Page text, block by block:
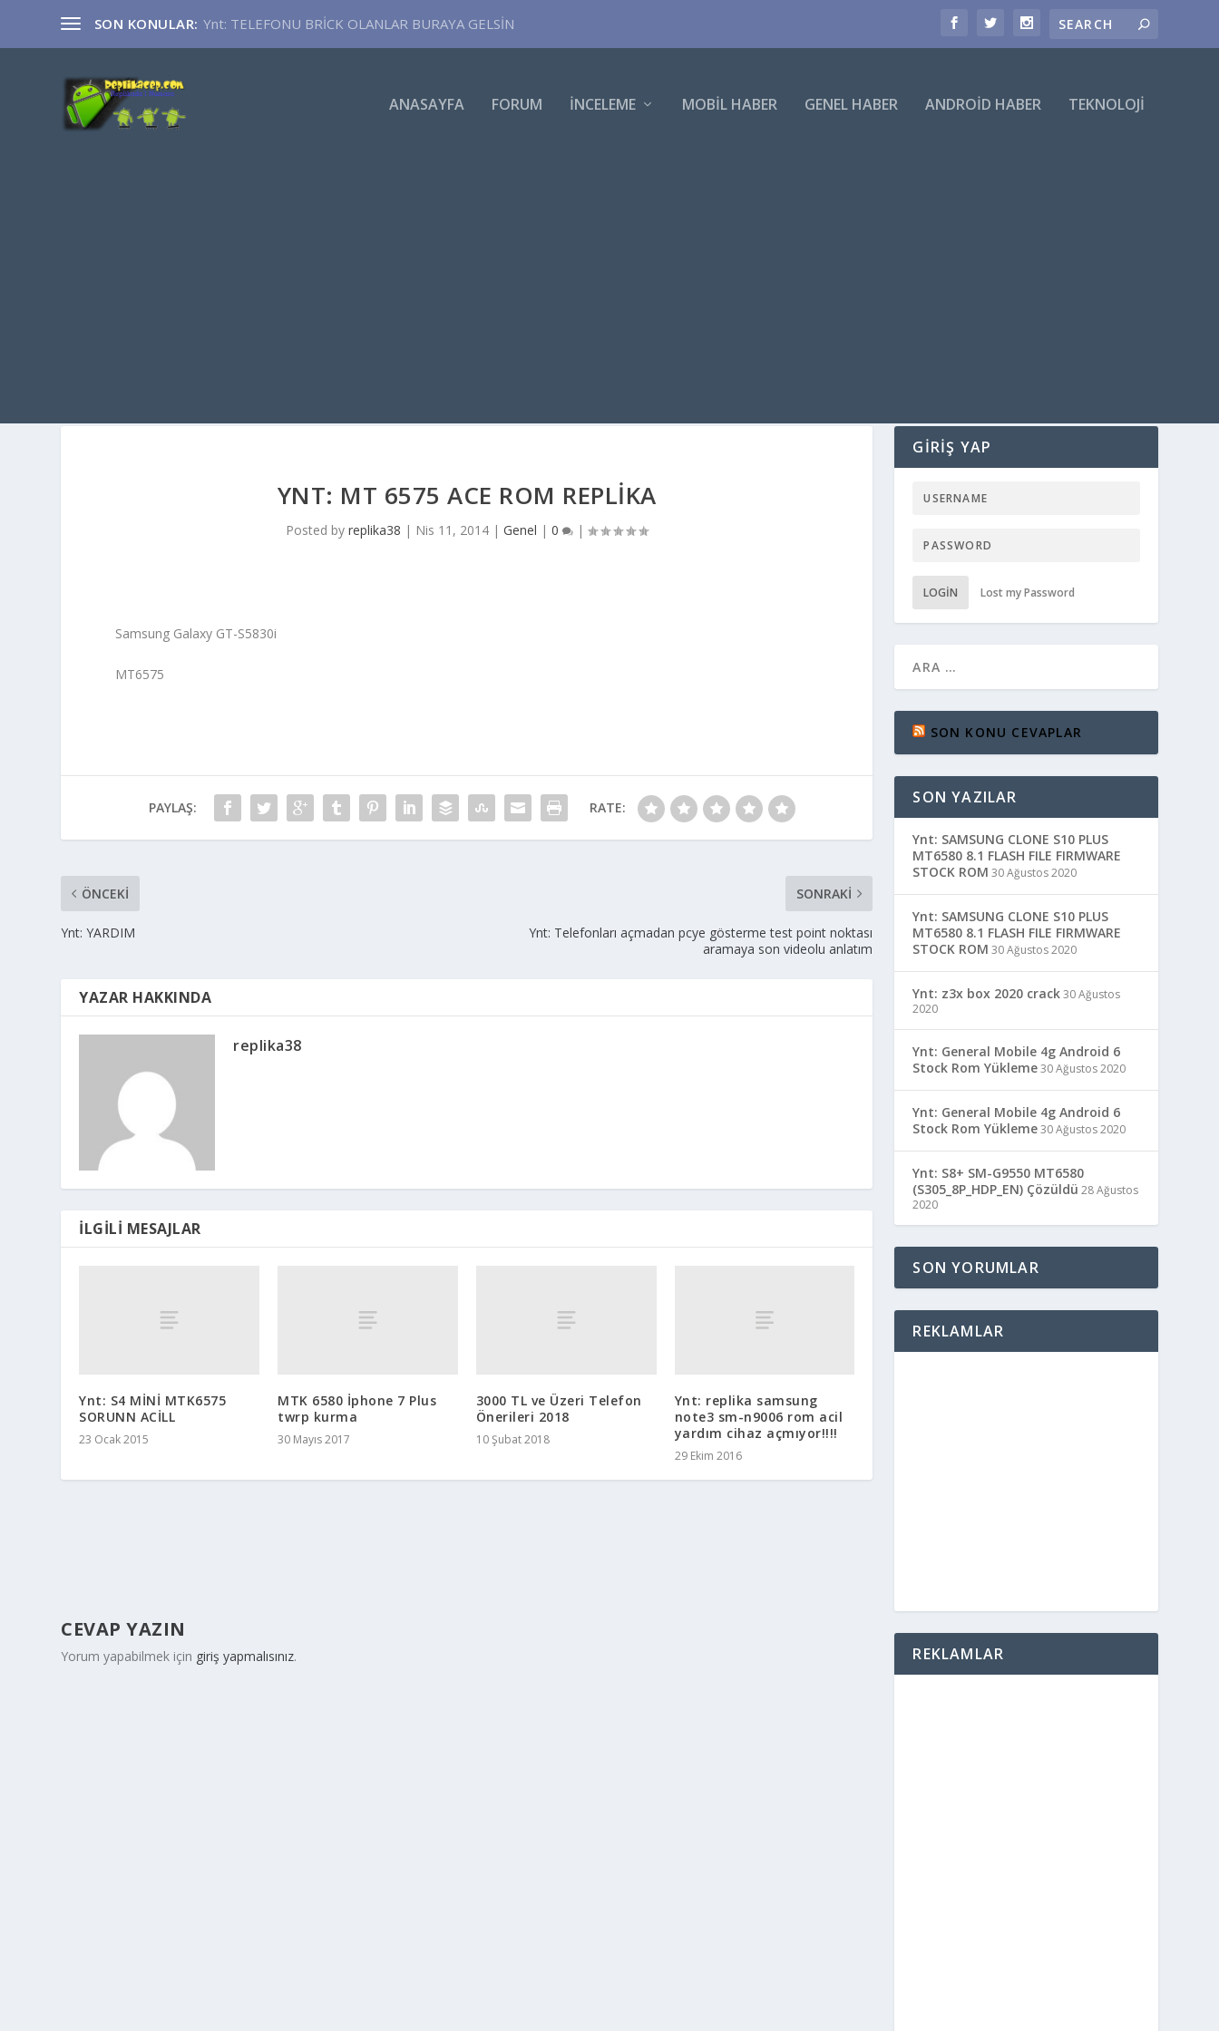
SON KONULAR: Ynt: TELEFONU BRİCK OLANLAR BURAYA GELSİN
ANASAYFA FORUM İNCELEME MOBIL HABER GENEL HABER ANDROID HABER TEKNOLOJI
YNT: MT 6575 ACE ROM REPLIKA
Posted byreplika38 | Nis 11, 2014 |Genel |0 |
Samsung Galaxy GT-S5830i
MT6575
PAYLAŞ: RATE:
ÖNCEKI
Ynt: YARDIM
SONRAKI
Ynt: Telefonları açmadan pcye gösterme test point noktası
aramaya son videolu anlatım
YAZAR HAKKINDA
replika38
İLGILI MESAJLAR
Ynt: S4 MİNİ MTK6575
SORUNN ACİLL
23 Ocak 2015
MTK 6580 İphone 7 Plus
twrp kurma
30 Mayıs 2017
3000 TL ve Üzeri Telefon
Önerileri 2018
10 Şubat 2018
Ynt: replika samsung
note3 sm-n9006 rom acil
yardım cihaz açmıyor!!!!
29 Ekim 2016
CEVAP YAZIN
Yorum yapabilmek için giriş yapmalısınız.
GIRIŞ YAP
LOGIN Lost my Password
SON KONU CEVAPLAR
SON YAZILAR
Ynt: SAMSUNG CLONE S10 PLUS
MT6580 8.1 FLASH FILE FIRMWARE
STOCK ROM 30 Ağustos 2020
Ynt: SAMSUNG CLONE S10 PLUS
MT6580 8.1 FLASH FILE FIRMWARE
STOCK ROM 30 Ağustos 2020
Ynt: z3x box 2020 crack30 Ağustos
2020
Ynt: General Mobile 4g Android 6
Stock Rom Yükleme30 Ağustos 2020
Ynt: General Mobile 4g Android 6
Stock Rom Yükleme30 Ağustos 2020
Ynt: S8+ SM-G9550 MT6580
(S305_8P_HDP_EN) Çözüldü 28 Ağustos
2020
SON YORUMLAR
REKLAMLAR
REKLAMLAR